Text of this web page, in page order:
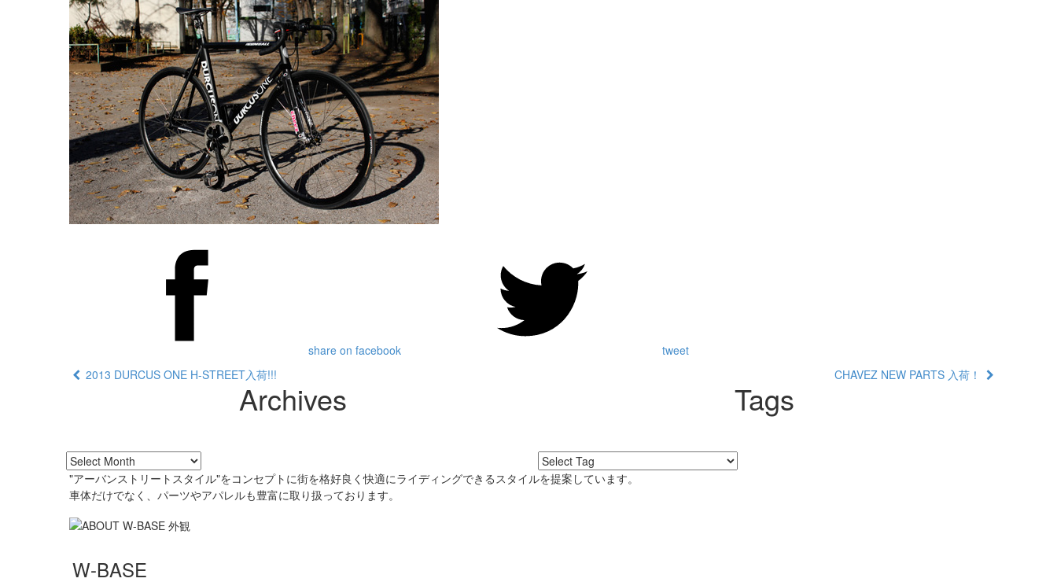
share on facebook
tweet
2013 DURCUS ONE H-STREET入荷!!!
CHAVEZ NEW PARTS 入荷！
Archives Tags
"アーバンストリートスタイル"をコンセプトに街を格好良く快適にライディングできるスタイルを提案しています。
車体だけでなく、パーツやアパレルも豊富に取り扱っております。
W-BASE